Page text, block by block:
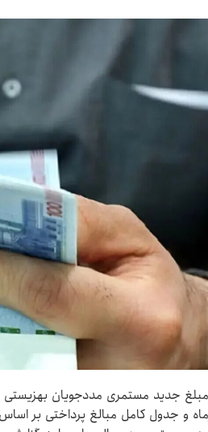
و جدول کامل مبالغ پرداختی بر اساس